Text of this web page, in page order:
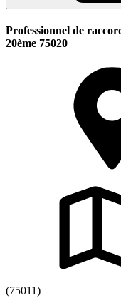
Professionnel de
20ème 75020
(75011)